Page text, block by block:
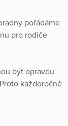
pořádáme
pro rodiče
být opravdu
každoročně